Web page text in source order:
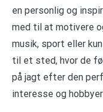
en personlig og
med til at motivere
musik, sport eller
til et sted, hvor de
på jagt efter den
interesse og